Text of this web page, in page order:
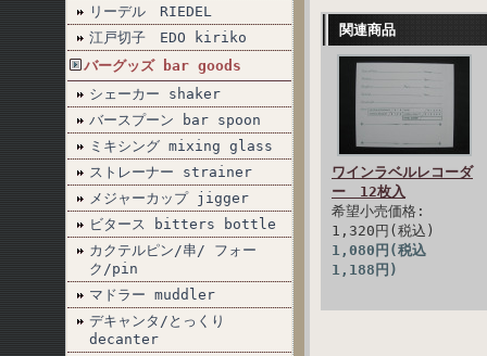
リーデル RIEDEL
江戸切子 EDO kiriko
バーグッズ bar goods
シェーカー shaker
バースプーン bar spoon
ミキシング mixing glass
ストレーナー strainer
メジャーカップ jigger
ビタース bitters bottle
カクテルピン/串/ フォー
ク/pin
マドラー muddler
デキャンタ/とっくり
decanter
関連商品
ワインラベルレコーダ
ー 12枚入
希望小売価格:
1,320円(税込)
1,080円(税込
1,188円)